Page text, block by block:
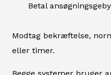
Betal
Modtag bekræftelse,
eller timer.
Begge systemer bruger